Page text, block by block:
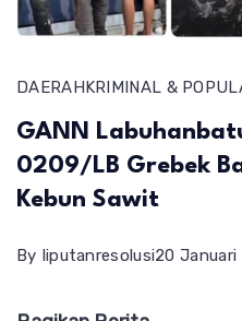
DAERAHKRIMINAL &
GANN
0209/LB Grebek
Kebun Sawit
By liputanresolusi20 Januari